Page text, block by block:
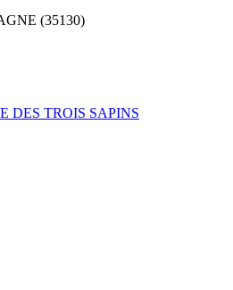
(35130)
DES TROIS SAPINS